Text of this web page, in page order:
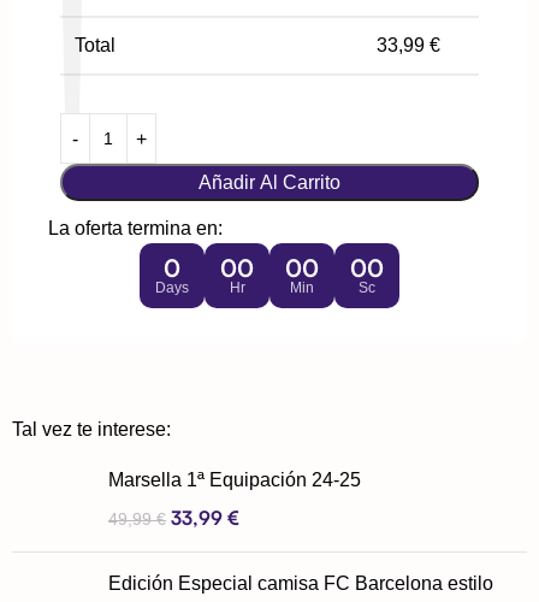
Total 33,99 €
Añadir Al Carrito
La oferta termina en:
0
Days
00
Hr
00
Min
00
Sc
Tal vez te interese:
Marsella 1ª Equipación 24-25
49,99€ 33,99 €
Edición Especial camisa FC Barcelona estilo